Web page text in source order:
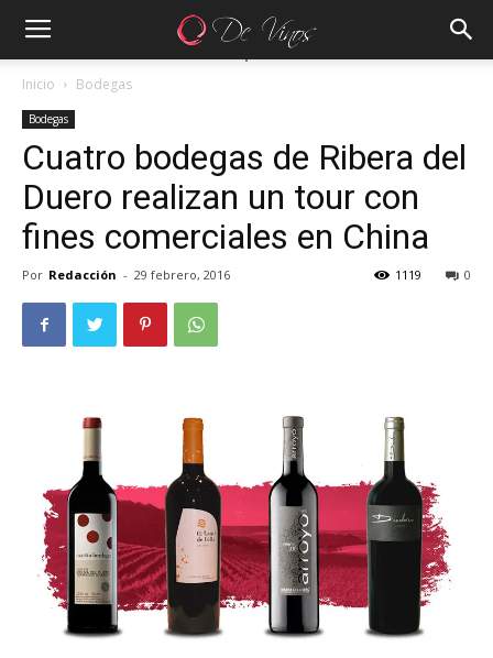
Inicio Bodegas
Bodegas
Cuatro bodegas de Ribera del
Duero realizan un tour con
fines comerciales en China
Por Redacción - 29 febrero, 2016 0
1119